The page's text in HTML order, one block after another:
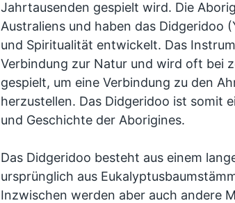
Jahrtausenden gespielt wird. Die
Australiens und haben das Didgeridoo
und Spiritualität entwickelt. Das
Verbindung zur Natur und wird oft bei
gespielt, um eine Verbindung zu den
herzustellen. Das Didgeridoo ist somit
und Geschichte der Aborigines.
Das Didgeridoo besteht aus einem
ursprünglich aus
Inzwischen werden aber auch andere